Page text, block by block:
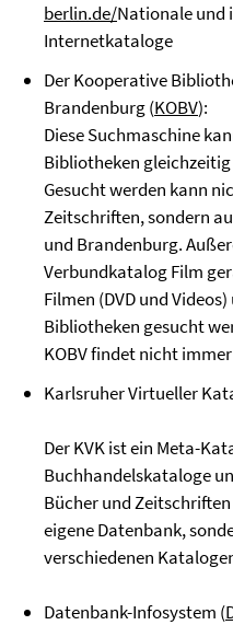
berlin.de/Nationale
Internetkataloge
Der Kooperative
Brandenburg (KOBV):
Diese Suchmaschine
Bibliotheken
Gesucht werden kann
Zeitschriften, sondern
und Brandenburg.
Verbundkatalog Film
Filmen (DVD und
Bibliotheken gesucht
KOBV findet nicht
Karlsruher Virtueller
Der KVK ist ein Meta-
Buchhandelskataloge
Bücher und
eigene Datenbank,
verschiedenen
Datenbank-Infosystem (